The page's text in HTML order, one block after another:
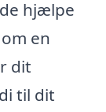
hjælpe
en
dit
til dit